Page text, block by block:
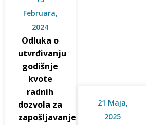
Februara,
2024
Odluka o
utvrđivanju
godišnje
kvote
radnih
dozvola za
zapošljavanje
21 Maja,
2025